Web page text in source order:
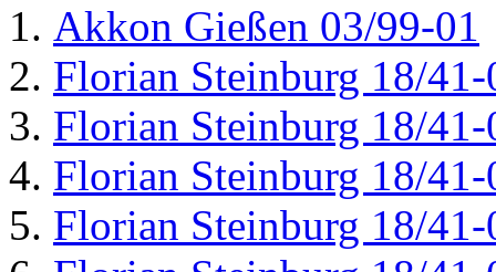
Akkon Gießen 03/99-01
Florian Steinburg 18/41-
Florian Steinburg 18/41-
Florian Steinburg 18/41-
Florian Steinburg 18/41-